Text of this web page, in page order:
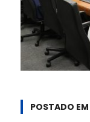
POSTADO EM